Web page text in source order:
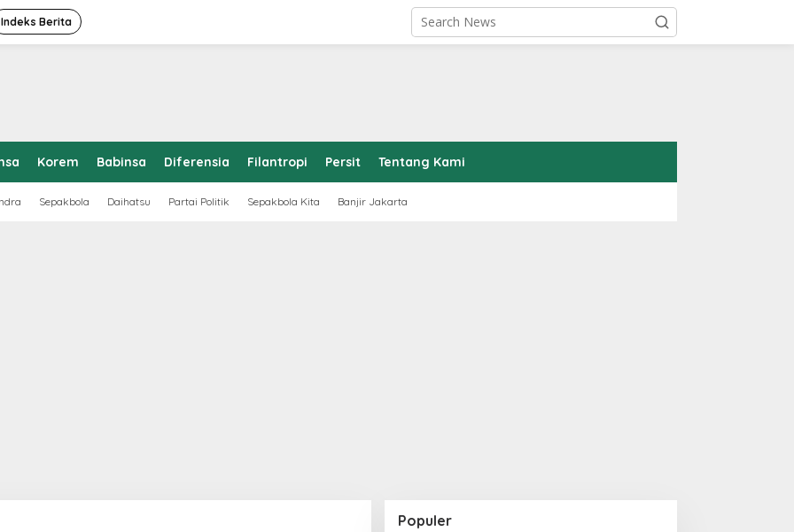
Indeks Berita
Korem Babinsa Diferensia Filantropi Persit Tentang Kami
Sepakbola Daihatsu Partai Politik Sepakbola Kita Banjir Jakarta
Populer